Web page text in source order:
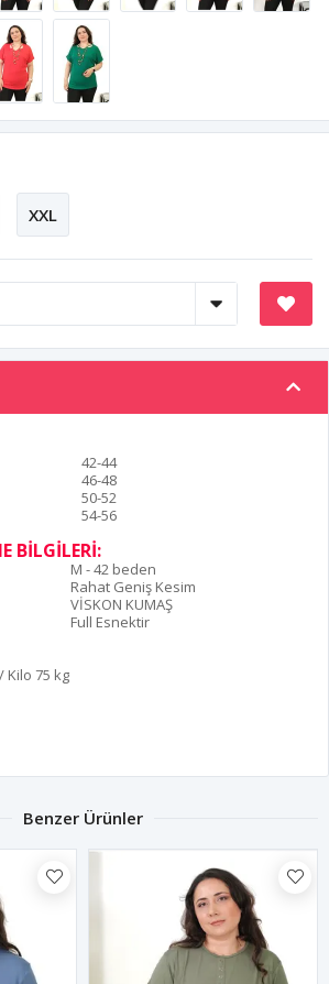
XXL
42-44
46-48
50-52
54-56
BİLGİLERİ:
M - 42 beden
Rahat Geniş Kesim
VİSKON KUMAŞ
Full Esnektir
Kilo 75 kg
Benzer Ürünler